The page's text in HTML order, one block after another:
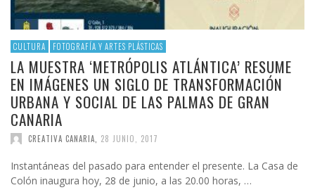
CULTURA FOTOGRAFÍA Y ARTES PLÁSTICAS
LA MUESTRA ‘METRÓPOLIS ATLÁNTICA’ RESUME
EN IMÁGENES UN SIGLO DE TRANSFORMACIÓN
URBANA Y SOCIAL DE LAS PALMAS DE GRAN
CANARIA
CREATIVA CANARIA 28 JUNIO, 2017
Instantáneas del pasado para entender el presente. La Casa de
Colón inaugura hoy, 28 de junio, a las 20.00 horas, …